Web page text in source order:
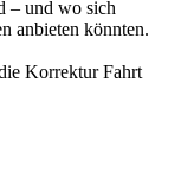
– und wo sich
anbieten könnten.
Korrektur Fahrt